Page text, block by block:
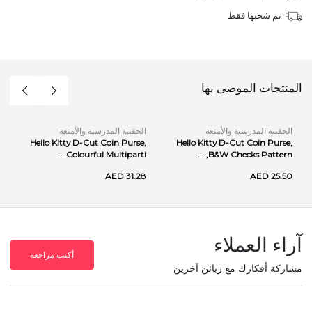
تم شحنها فقط
المنتجات الموصى بها
الحقيبة المدرسية والأمتعة
Hello Kitty D-Cut Coin Purse,
B&W Checks Pattern, ...
AED 25.50
الحقيبة المدرسية والأمتعة
Hello Kitty D-Cut Coin Purse,
Colourful Multiparti...
AED 31.28
آراء العملاء
مشاركة أفكارك مع زبائن آخرين
أكتب مراجعة